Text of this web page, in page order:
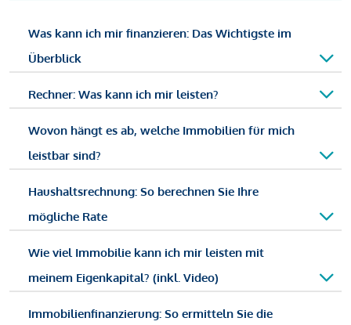
Was kann ich mir finanzieren: Das Wichtigste im
Überblick
Rechner: Was kann ich mir leisten?
Wovon hängt es ab, welche Immobilien für mich
leistbar sind?
Haushaltsrechnung: So berechnen Sie Ihre
mögliche Rate
Wie viel Immobilie kann ich mir leisten mit
meinem Eigenkapital? (inkl. Video)
Immobilienfinanzierung: So ermitteln Sie die